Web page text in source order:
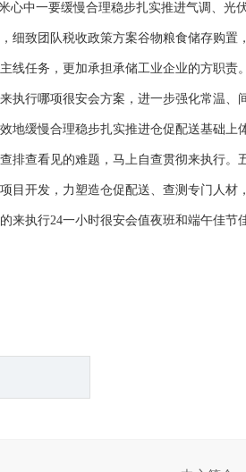
心中一要缓慢合理稳步扎实推进气调、光
细致团队税收政策方案谷物粮食储存购
线任务，更加承担承储工业企业的方职
执行哪项很安会方案，进一步强化常温
地缓慢合理稳步扎实推进仓促配送基础
排查看见的难题，马上自查贯彻来执行
目开发，力塑造仓促配送、查测专门人
来执行24一小时很安会值夜班和端午佳